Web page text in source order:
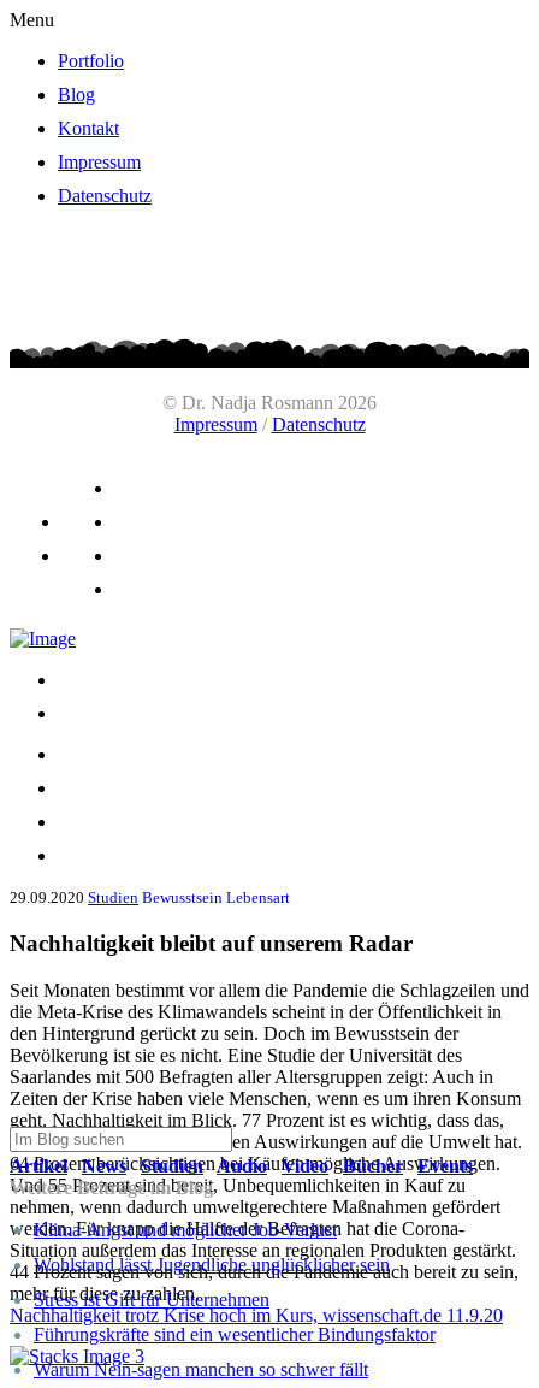
Menu
Portfolio
Blog
Kontakt
Impressum
Datenschutz
© Dr. Nadja Rosmann 2026
Impressum/Datenschutz
29.09.2020 Studien Bewusstsein Lebensart
Nachhaltigkeit bleibt auf unserem Radar
Seit Monaten bestimmt vor allem die Pandemie die Schlagzeilen und
die Meta-Krise des Klimawandels scheint in der Öffentlichkeit in
den Hintergrund gerückt zu sein. Doch im Bewusstsein der
Bevölkerung ist sie es nicht. Eine Studie der Universität des
Saarlandes mit 500 Befragten aller Altersgruppen zeigt: Auch in
Zeiten der Krise haben viele Menschen, wenn es um ihren Konsum
geht, Nachhaltigkeit im Blick. 77 Prozent ist es wichtig, dass das,
was sie kaufen, keine negativen Auswirkungen auf die Umwelt hat.
64 Prozent berücksichtigen bei Käufen mögliche Auswirkungen.
Und 55 Prozent sind bereit, Unbequemlichkeiten in Kauf zu
nehmen, wenn dadurch umweltgerechtere Maßnahmen gefördert
werden. Für knapp die Hälfte der Befragten hat die Corona-
Situation außerdem das Interesse an regionalen Produkten gestärkt.
44 Prozent sagen von sich, durch die Pandemie auch bereit zu sein,
mehr für diese zu zahlen.
Nachhaltigkeit trotz Krise hoch im Kurs, wissenschaft.de 11.9.20
Artikel News Studien Audio Video Bücher
Events
Weitere Beiträge im Blog
Klima-Angst und möglicher Job-Verlust
Wohlstand lässt Jugendliche unglücklicher sein
Stress ist Gift für Unternehmen
Führungskräfte sind ein wesentlicher Bindungsfaktor
Warum Nein-sagen manchen so schwer fällt